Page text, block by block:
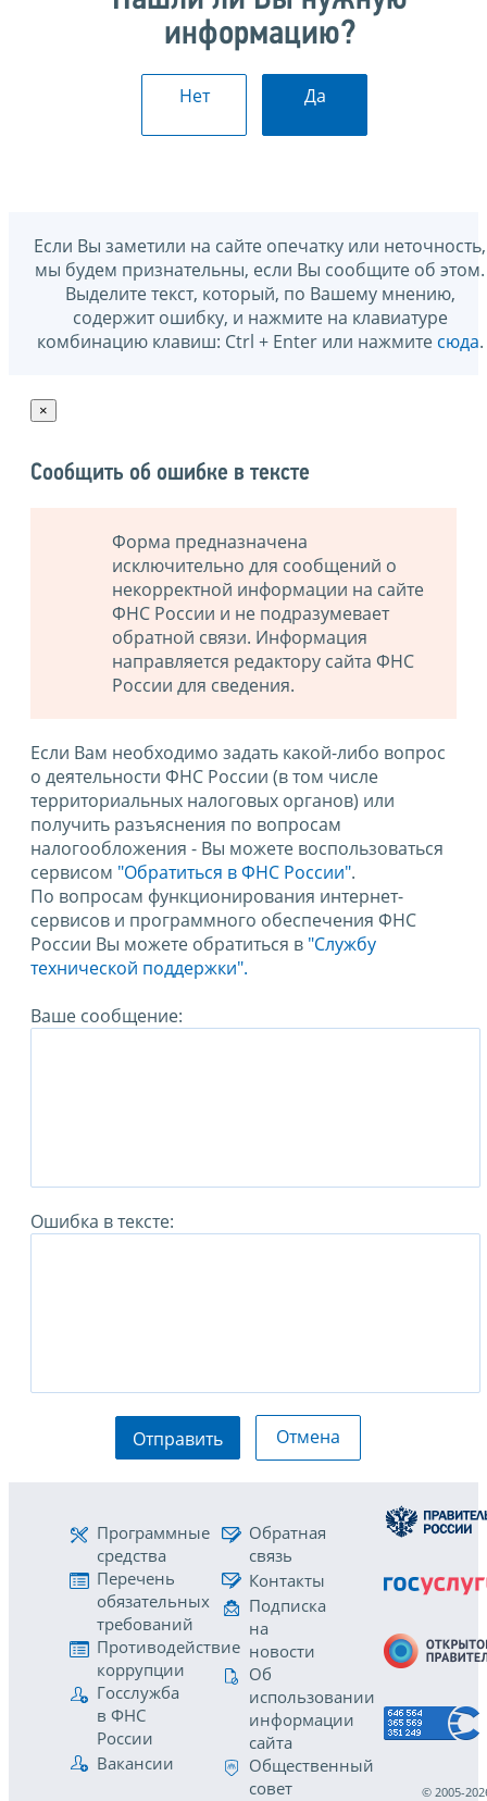
информацию?
Нет Да
Если Вы заметили на сайте опечатку или неточность,
мы будем признательны, если Вы сообщите об этом.
Выделите текст, который, по Вашему мнению,
содержит ошибку, и нажмите на клавиатуре
комбинацию клавиш: Ctrl + Enter или нажмите сюда.
×
Сообщить об ошибке в тексте
Форма предназначена
исключительно для сообщений о
некорректной информации на сайте
ФНС России и не подразумевает
обратной связи. Информация
направляется редактору сайта ФНС
России для сведения.
Если Вам необходимо задать какой-либо вопрос
о деятельности ФНС России (в том числе
территориальных налоговых органов) или
получить разъяснения по вопросам
налогообложения - Вы можете воспользоваться
сервисом "Обратиться в ФНС России".
По вопросам функционирования интернет-
сервисов и программного обеспечения ФНС
России Вы можете обратиться в "Службу
технической поддержки".
Ваше сообщение:
Ошибка в тексте:
Отправить Отмена
Программные
средства
Перечень
обязательных
требований
Противодействие
коррупции
Госслужба
в ФНС
России
Вакансии
Обратная
связь
Контакты
Подписка
на
новости
Об
использовании
информации
сайта
Общественный
совет
© 2005-